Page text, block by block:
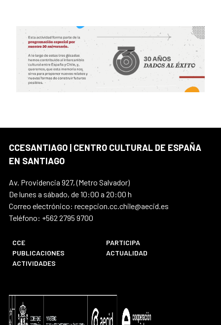
CCESANTIAGO | CENTRO CULTURAL DE ESPAÑA
EN SANTIAGO
Av. Providencia 927, (Metro Salvador)
De lunes a sábado, de 10:00 a 20:00 h
Correo electrónico: recepcion.cc.chile@aecid.es
Teléfono: +562 2795 9700
CCE
PARTICIPA
PUBLICACIONES
ACTUALIDAD
ACTIVIDADES